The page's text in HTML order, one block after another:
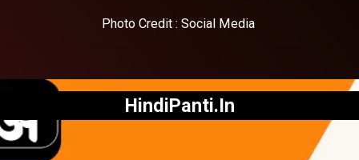
Photo Credit : Social Media
HindiPanti.In